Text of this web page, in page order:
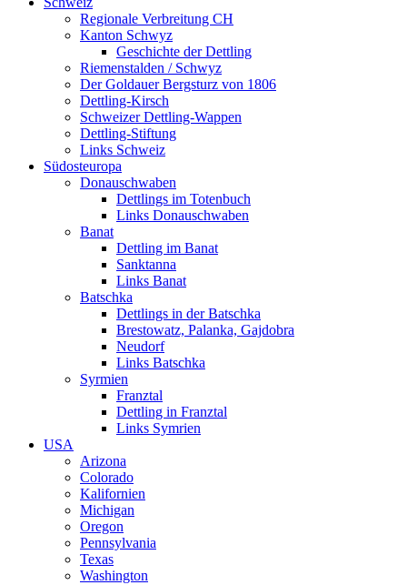
Regionale Verbreitung CH
Kanton Schwyz
Geschichte der Dettling
Riemenstalden / Schwyz
Der Goldauer Bergsturz von 1806
Dettling-Kirsch
Schweizer Dettling-Wappen
Dettling-Stiftung
Links Schweiz
Südosteuropa
Donauschwaben
Dettlings im Totenbuch
Links Donauschwaben
Banat
Dettling im Banat
Sanktanna
Links Banat
Batschka
Dettlings in der Batschka
Brestowatz, Palanka, Gajdobra
Neudorf
Links Batschka
Syrmien
Franztal
Dettling in Franztal
Links Symrien
USA
Arizona
Colorado
Kalifornien
Michigan
Oregon
Pennsylvania
Texas
Washington